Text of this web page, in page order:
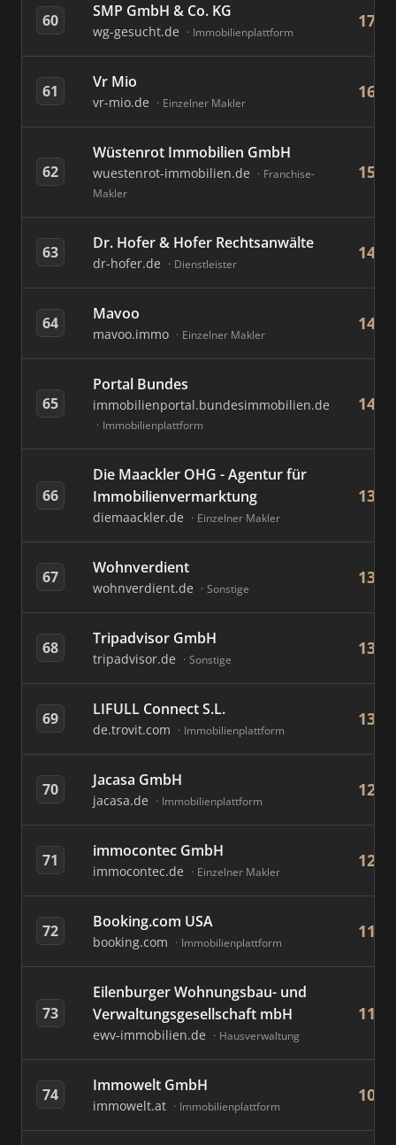
60 SMP GmbH & Co. KG
wg-gesucht.de Immobilienplattform
17
61 Vr Mio
vr-mio.de Einzelner Makler
16
62
Wüstenrot Immobilien GmbH
wuestenrot-immobilien.de
Franchise-
Makler
15
63 Dr. Hofer & Hofer Rechtsanwälte
dr-hofer.de Dienstleister
14
64 Mavoo
mavoo.immo Einzelner Makler
14
65
Portal Bundes
immobilienportal.bundesimmobilien.de
Immobilienplattform
14
66
Die Maackler OHG - Agentur für
Immobilienvermarktung
diemaackler.de Einzelner Makler
13
67 Wohnverdient
wohnverdient.de Sonstige
13
68 Tripadvisor GmbH
tripadvisor.de Sonstige
13
69 LIFULL Connect S.L.
de.trovit.com Immobilienplattform
13
70 Jacasa GmbH
jacasa.de Immobilienplattform
12
71 immocontec GmbH
immocontec.de Einzelner Makler
12
72 Booking.com USA
booking.com Immobilienplattform
11
73
Eilenburger Wohnungsbau- und
Verwaltungsgesellschaft mbH
ewv-immobilien.de Hausverwaltung
11
74 Immowelt GmbH
immowelt.at Immobilienplattform
10